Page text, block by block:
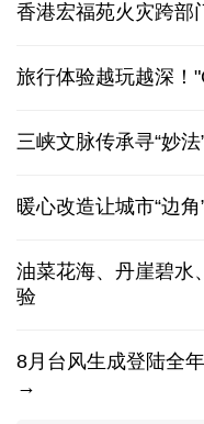
香港宏福苑火灾跨部
旅行体验越玩越深！
三峡文脉传承寻“妙
暖心改造让城市“边角
油菜花海、丹崖碧
验
8月台风生成登陆全
→